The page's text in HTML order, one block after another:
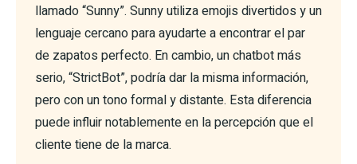
llamado “Sunny”. Sunny utiliza emojis divertidos y un
lenguaje cercano para ayudarte a encontrar el par
de zapatos perfecto. En cambio, un chatbot más
serio, “StrictBot”, podría dar la misma información,
pero con un tono formal y distante. Esta diferencia
puede influir notablemente en la percepción que el
cliente tiene de la marca.